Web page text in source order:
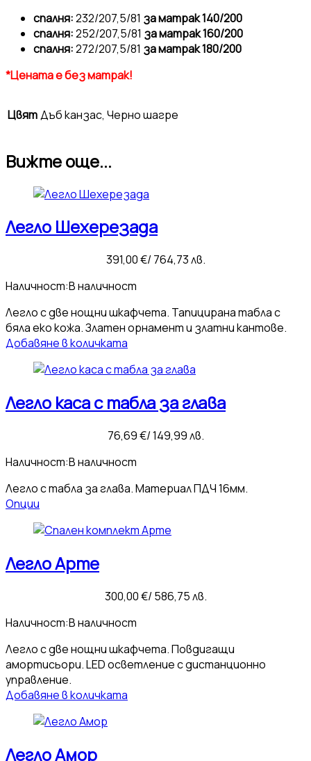
спалня:232/207,5/81 за матрак 140/200
спалня:252/207,5/81 за матрак 160/200
спалня:272/207,5/81 за матрак 180/200
*Цената е без матрак!
ЦвятДъб канзас, Черно шагре
Вижте още...
Легло Шехерезада
391,00€/ 764,73 лв.
Наличност:В наличност
Легло с две нощни шкафчета. Тапицирана табла с
бяла еко кожа. Златен орнамент и златни кантове.
Добавяне в количката
Легло каса с табла за глава
76,69€/ 149,99 лв.
Наличност:В наличност
Легло с табла за глава. Материал ПДЧ 16мм.
Опции
Легло Арте
300,00€/ 586,75 лв.
Наличност:В наличност
Легло с две нощни шкафчета. Повдигащи
амортисьори. LED осветление с дистанционно
управление.
Добавяне в количката
Легло Амор